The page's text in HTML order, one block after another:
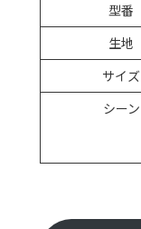
型番
生地
サイズ
シーン